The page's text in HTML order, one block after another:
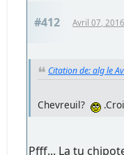
#412 Avril 07,
Citation de: alg le
Chevreuil?
Pfff... La tu